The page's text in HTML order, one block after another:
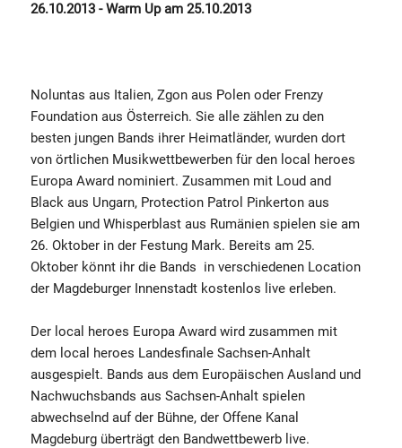
26.10.2013 - Warm Up am 25.10.2013
Noluntas aus Italien, Zgon aus Polen oder Frenzy
Foundation aus Österreich. Sie alle zählen zu den
besten jungen Bands ihrer Heimatländer, wurden dort
von örtlichen Musikwettbewerben für den local heroes
Europa Award nominiert. Zusammen mit Loud and
Black aus Ungarn, Protection Patrol Pinkerton aus
Belgien und Whisperblast aus Rumänien spielen sie am
26. Oktober in der Festung Mark. Bereits am 25.
Oktober könnt ihr die Bands in verschiedenen Location
der Magdeburger Innenstadt kostenlos live erleben.
Der local heroes Europa Award wird zusammen mit
dem local heroes Landesfinale Sachsen-Anhalt
ausgespielt. Bands aus dem Europäischen Ausland und
Nachwuchsbands aus Sachsen-Anhalt spielen
abwechselnd auf der Bühne, der Offene Kanal
Magdeburg überträgt den Bandwettbewerb live.